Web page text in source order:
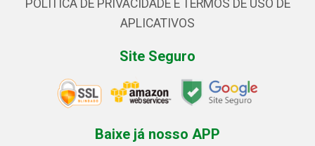
POLÍTICA DE PRIVACIDADE E TERMOS DE USO DE
APLICATIVOS
Site Seguro
Baixe já nosso APP